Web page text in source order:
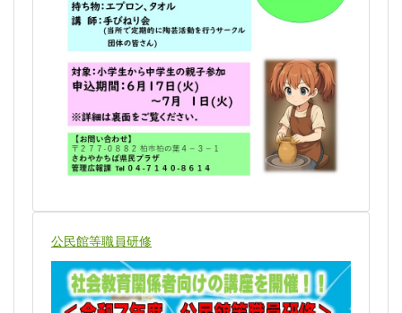
公民館等職員研修